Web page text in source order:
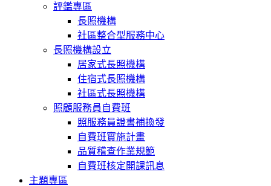
評鑑專區
長照機構
社區整合型服務中心
長照機構設立
居家式長照機構
住宿式長照機構
社區式長照機構
照顧服務員自費班
照服務員證書補換發
自費班實施計畫
品質稽查作業規範
自費班核定開課訊息
主題專區